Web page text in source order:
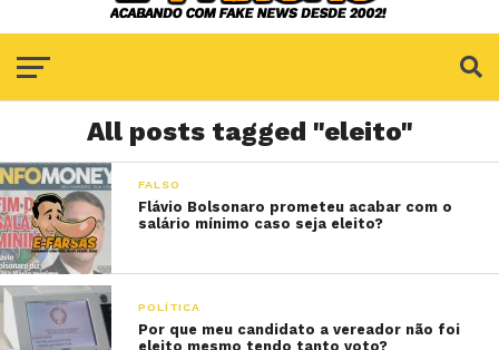
All posts tagged "eleito"
FALSO
Flávio Bolsonaro prometeu acabar com o
salário mínimo caso seja eleito?
POLÍTICA
Por que meu candidato a vereador não foi
eleito mesmo tendo tanto voto?